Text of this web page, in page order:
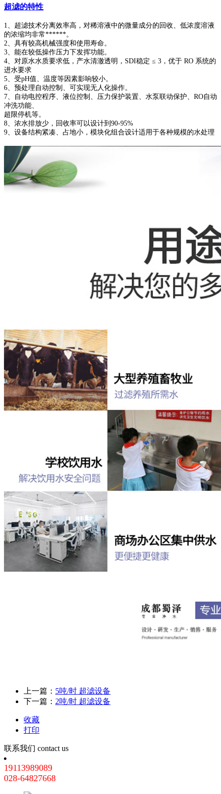
超滤的特性
1、超滤技术分离效率高，对稀溶液中的微量成分的回收、低浓度溶液
的浓缩均非常******。
2、具有较高机械强度和使用寿命。
3、能在较低操作压力下发挥功能。
4、对原水水质要求低，产水清澈透明，SDI稳定 ≤ 3，优于 RO 系统的
进水要求
5、受pH值、温度等因素影响较小。
6、预处理自动控制、可实现无人化操作。
7、自动电控程序、液位控制、压力保护装置、水泵联动保护、RO自动
冲洗功能、
超限停机等。
8、浓水排放少，回收率可以设计到90-95%
9、设备结构紧凑、占地小，模块化组合设计适用于各种规模的水处理
上一篇： 5吨/时 超滤设备
下一篇： 2吨/时 超滤设备
收藏
打印
联系我们 contact us
19113989089
028-64827668